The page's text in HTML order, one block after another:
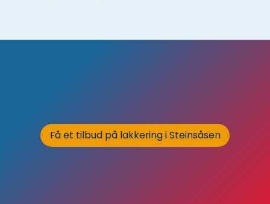
Få et tilbud på lakkering i Steinsåsen